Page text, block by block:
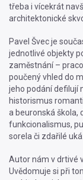
třeba i vícekrát
architektonické
Pavel Švec je
jednotlivé objekty
zaměstnání –
poučený vhled do
jeho podání defilují
historismus
a beuronská škola,
funkcionalismus,
sorela či zdařilé
Autor nám v drtivé
Uvědomuje si při